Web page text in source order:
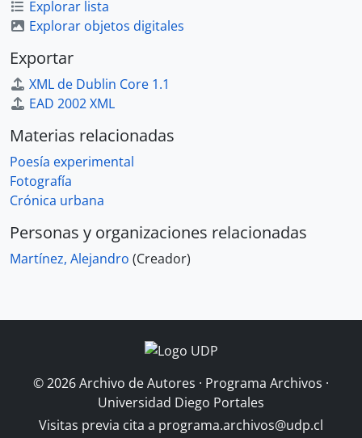
Explorar lista
Explorar objetos digitales
Exportar
XML de Dublin Core 1.1
EAD 2002 XML
Materias relacionadas
Poesía experimental
Fotografía
Crónica urbana
Personas y organizaciones relacionadas
Martínez, Alejandro (Creador)
© 2026 Archivo de Autores · Programa Archivos ·
Universidad Diego Portales
Visitas previa cita a programa.archivos@udp.cl